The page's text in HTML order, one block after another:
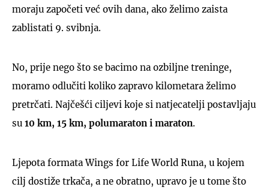
moraju započeti već ovih dana, ako želimo zaista
zablistati 9. svibnja.
No, prije nego što se bacimo na ozbiljne treninge,
moramo odlučiti koliko zapravo kilometara želimo
pretrčati. Najčešći ciljevi koje si natjecatelji postavljaju
su 10 km, 15 km, polumaraton i maraton.
Ljepota formata Wings for Life World Runa, u kojem
cilj dostiže trkača, a ne obratno, upravo je u tome što